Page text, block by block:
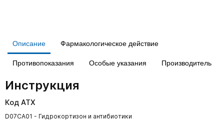
Описание Фармакологическое действие
Противопоказания Особые указания Производитель
Инструкция
Код АТХ
D07CA01 - Гидрокортизон и антибиотики